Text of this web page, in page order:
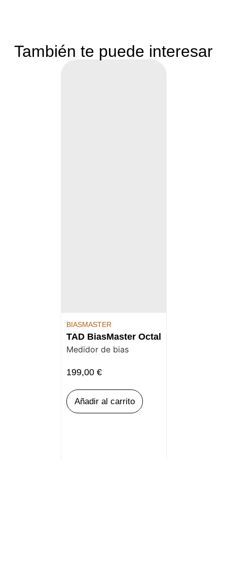
También te puede interesar
BIASMASTER
TAD BiasMaster Octal
Medidor de bias
199,00 €
Añadir al carrito